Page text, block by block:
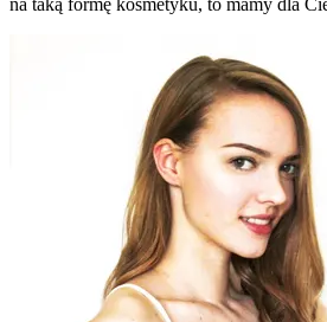
na taką formę kosmetyku, to mamy dla